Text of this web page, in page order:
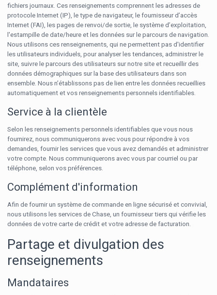
fichiers journaux. Ces renseignements comprennent les adresses de
protocole Internet (IP), le type de navigateur, le fournisseur d’accès
Internet (FAI), les pages de renvoi/de sortie, le système d’exploitation,
l'estampille de date/heure et les données sur le parcours de navigation.
Nous utilisons ces renseignements, qui ne permettent pas d'identifier
les utilisateurs individuels, pour analyser les tendances, administrer le
site, suivre le parcours des utilisateurs sur notre site et recueillir des
données démographiques sur la base des utilisateurs dans son
ensemble. Nous n’établissons pas de lien entre les données recueillies
automatiquement et vos renseignements personnels identifiables.
Service à la clientèle
Selon les renseignements personnels identifiables que vous nous
fournirez, nous communiquerons avec vous pour répondre à vos
demandes, fournir les services que vous avez demandés et administrer
votre compte. Nous communiquerons avec vous par courriel ou par
téléphone, selon vos préférences.
Complément d'information
Afin de fournir un système de commande en ligne sécurisé et convivial,
nous utilisons les services de Chase, un fournisseur tiers qui vérifie les
données de votre carte de crédit et votre adresse de facturation.
Partage et divulgation des
renseignements
Mandataires